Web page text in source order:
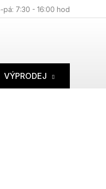
VÝPRODEJ